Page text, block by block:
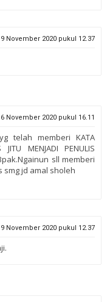
9 November 2020 pukul 12.37
6 November 2020 pukul 16.11
telah memberi KATA
MENJADI PENULIS
sll memberi
smg jd amal sholeh
9 November 2020 pukul 12.37